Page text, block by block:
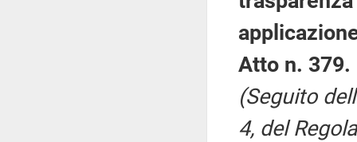
Atto n. 379.
(Seguito
4, del